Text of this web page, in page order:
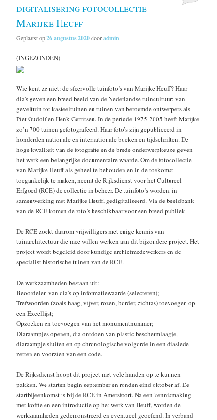
digitalisering fotocollectie
Marijke Heuff
Geplaatst op26 augustus 2020dooradmin
(INGEZONDEN)
Wie kent ze niet: de sfeervolle tuinfoto’s van Marijke Heuff? Haar
dia’s geven een breed beeld van de Nederlandse tuincultuur: van
geveltuin tot kasteeltuinen en tuinen van beroemde ontwerpers als
Piet Oudolf en Henk Gerritsen. In de periode 1975-2005 heeft Marijke
zo’n 700 tuinen gefotografeerd. Haar foto’s zijn gepubliceerd in
honderden nationale en internationale boeken en tijdschriften. De
hoge kwaliteit van de fotografie en de brede onderwerpkeuze geven
het werk een belangrijke documentaire waarde. Om de fotocollectie
van Marijke Heuff als geheel te behouden en in de toekomst
toegankelijk te maken, neemt de Rijksdienst voor het Cultureel
Erfgoed (RCE) de collectie in beheer. De tuinfoto’s worden, in
samenwerking met Marijke Heuff, gedigitaliseerd. Via de beeldbank
van de RCE komen de foto’s beschikbaar voor een breed publiek.
De RCE zoekt daarom vrijwilligers met enige kennis van
tuinarchitectuur die mee willen werken aan dit bijzondere project. Het
project wordt begeleid door kundige archiefmedewerkers en de
specialist historische tuinen van de RCE.
De werkzaamheden bestaan uit:
Beoordelen van dia’s op informatiewaarde (selecteren);
Trefwoorden (zoals haag, vijver, rozen, border, zichtas) toevoegen op
een Excellijst;
Opzoeken en toevoegen van het monumentnummer;
Diaraampjes openen, dia ontdoen van plastic beschermlaagje,
diaraampje sluiten en op chronologische volgorde in een diaslede
zetten en voorzien van een code.
De Rijksdienst hoopt dit project met vele handen op te kunnen
pakken. We starten begin september en ronden eind oktober af. De
startbijeenkomst is bij de RCE in Amersfoort. Na een kennismaking
met koffie en een introductie op het werk van Heuff, worden de
werkzaamheden gedemonstreerd en eventueel geoefend. In verband